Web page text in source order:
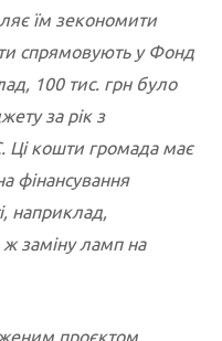
їм зекономити
спрямовують у Фонд
100 тис. грн було
за рік з
Ці кошти громада має
фінансування
наприклад,
заміну ламп на
проєктом